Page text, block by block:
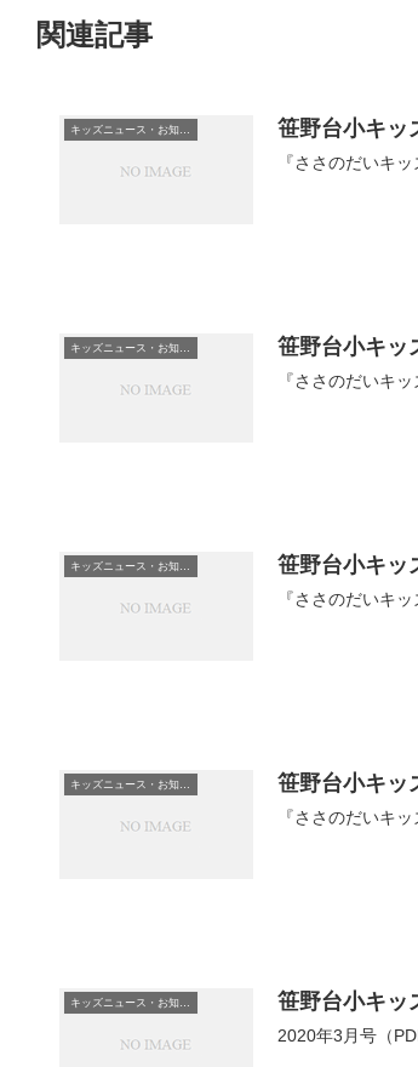
関連記事
キッズニュース・お知らせ 笹野台小キッ
『ささのだいキ
キッズニュース・お知らせ 笹野台小キッ
『ささのだいキ
キッズニュース・お知らせ 笹野台小キッ
『ささのだいキ
キッズニュース・お知らせ 笹野台小キッ
『ささのだいキ
キッズニュース・お知らせ 笹野台小キッ
2020年3月号（